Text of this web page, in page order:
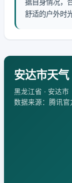
据自身情况，
舒适的户外时光
安达市天气
黑龙江省 · 安达市
数据来源：腾讯官